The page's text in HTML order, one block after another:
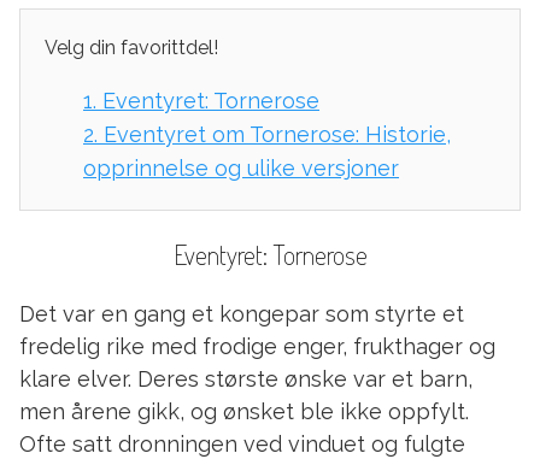
Velg din favorittdel!
1. Eventyret: Tornerose
2. Eventyret om Tornerose: Historie,
opprinnelse og ulike versjoner
Eventyret: Tornerose
Det var en gang et kongepar som styrte et
fredelig rike med frodige enger, frukthager og
klare elver. Deres største ønske var et barn,
men årene gikk, og ønsket ble ikke oppfylt.
Ofte satt dronningen ved vinduet og fulgte